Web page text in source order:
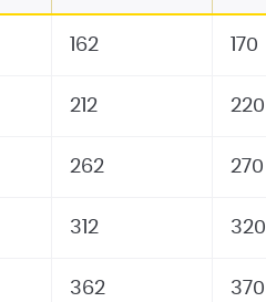
162 170
212 220
262 270
312 320
362 370